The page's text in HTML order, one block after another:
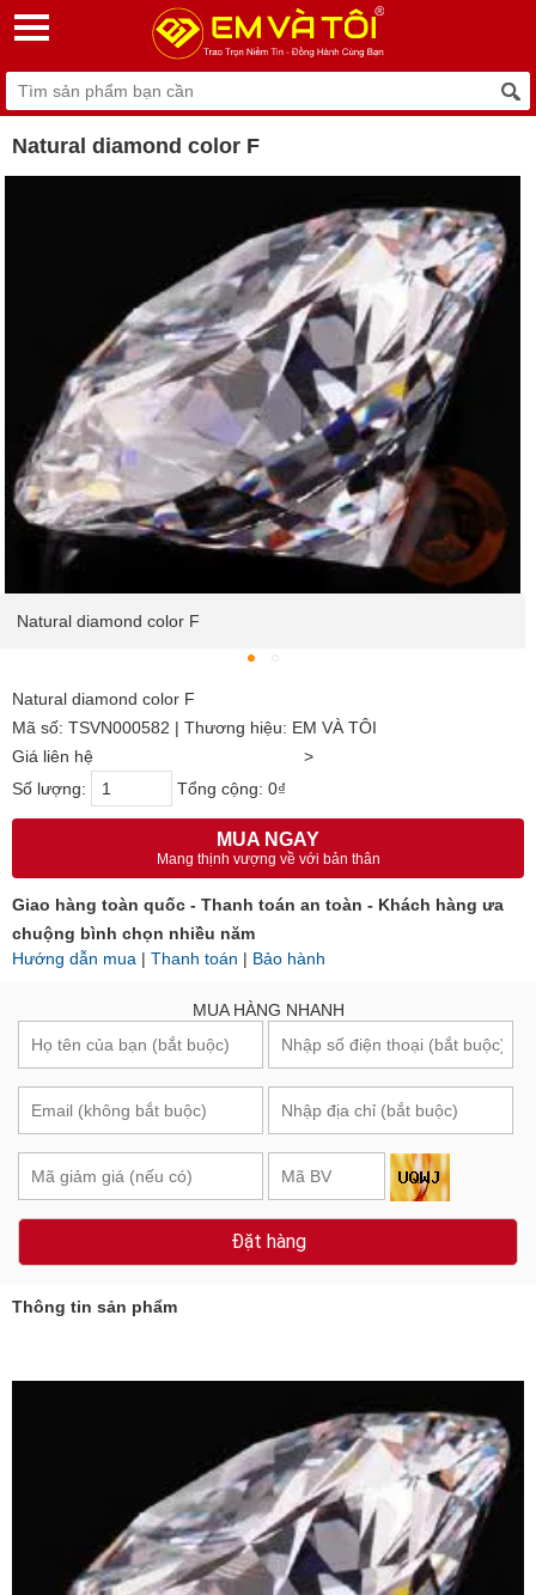
Natural diamond color F
Natural diamond color F
Natural diamond color F
Mã số: TSVN000582 | Thương hiệu: EM VÀ TÔI
Giá liên hệ
>
Số lượng:
Tổng cộng: 0₫
MUA NGAY
Mang thịnh vượng về với bản thân
Giao hàng toàn quốc - Thanh toán an toàn - Khách hàng ưa
chuộng bình chọn nhiều năm
Hướng dẫn mua | Thanh toán | Bảo hành
MUA HÀNG NHANH
Đặt hàng
Thông tin sản phẩm